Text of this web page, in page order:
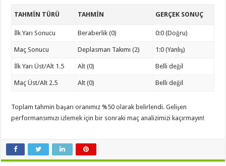
TAHMIN TÜRÜ TAHMIN GERÇEK SONUÇ
İlk Yarı Sonucu Beraberlik (0) 0:0 (Doğru)
Maç Sonucu Deplasman Takımı (2) 1:0 (Yanlış)
İlk Yarı Üst/Alt 1.5 Alt (0) Belli değil
Maç Üst/Alt 2.5 Alt (0) Belli değil
Toplam tahmin başarı oranımız %50 olarak belirlendi. Gelişen
performansımızı izlemek için bir sonraki maç analizimizi kaçırmayın!